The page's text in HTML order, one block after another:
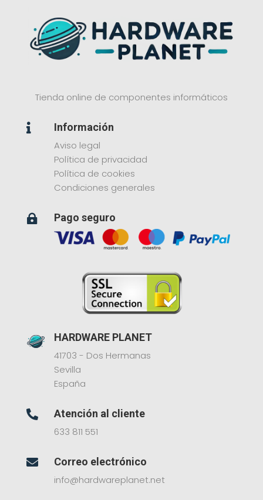
Tienda online de componentes informáticos

Información
Aviso legal
Política de privacidad
Política de cookies
Condiciones generales
 Pago seguro
HARDWARE PLANET
41703 - Dos Hermanas
Sevilla
España

Atención al cliente
633 811 551

Correo electrónico
info@hardwareplanet.net